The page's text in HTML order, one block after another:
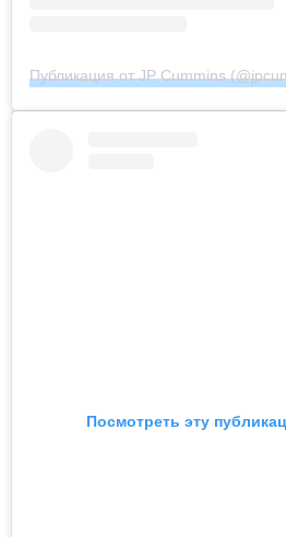
Публикация от JP Cummins
Посмотреть эту